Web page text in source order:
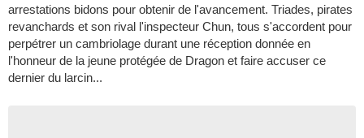
arrestations bidons pour obtenir de l'avancement. Triades, pirates
revanchards et son rival l'inspecteur Chun, tous s'accordent pour
perpétrer un cambriolage durant une réception donnée en
l'honneur de la jeune protégée de Dragon et faire accuser ce
dernier du larcin...